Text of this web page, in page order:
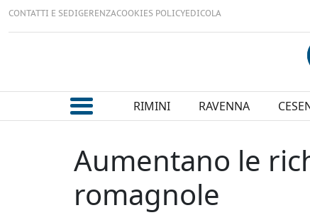
CONTATTI E SEDIGERENZACOOKIES POLICYEDICOLA
RIMINI RAVENNA
Aumentano le
romagnole